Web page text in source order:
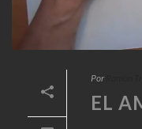
Por
EL